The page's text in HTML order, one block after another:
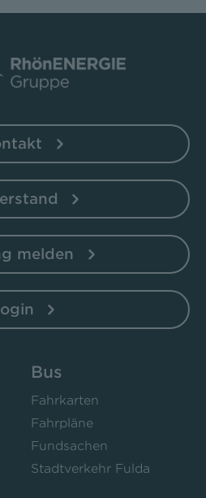
melden
Bus
Fahrkarten
Fahrpläne
Fundsachen
Stadtverkehr Fulda